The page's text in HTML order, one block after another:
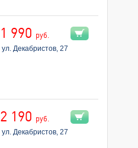
1 990 руб.
ул. Декабристов, 27
2 190 руб.
ул. Декабристов, 27